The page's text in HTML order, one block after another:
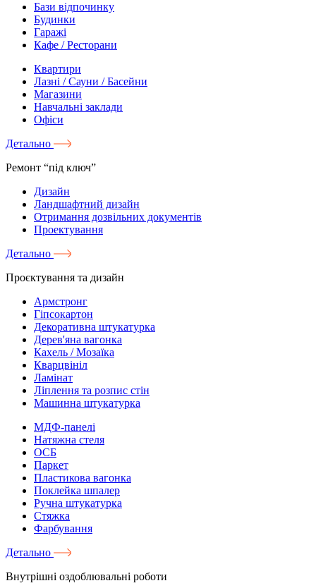
Бази відпочинку
Будинки
Гаражі
Кафе / Ресторани
Квартири
Лазні / Сауни / Басейни
Магазини
Навчальні заклади
Офіси
Детально
Ремонт “під ключ”
Дизайн
Ландшафтний дизайн
Отримання дозвільних документів
Проектування
Детально
Проєктування та дизайн
Армстронг
Гіпсокартон
Декоративна штукатурка
Дерев'яна вагонка
Кахель / Мозаїка
Кварцвініл
Ламінат
Ліплення та розпис стін
Машинна штукатурка
МДФ-панелі
Натяжна стеля
ОСБ
Паркет
Пластикова вагонка
Поклейка шпалер
Ручна штукатурка
Стяжка
Фарбування
Детально
Внутрішні оздоблювальні роботи